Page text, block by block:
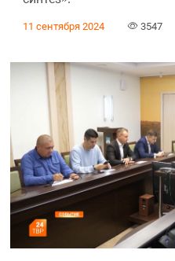
11 сентября 2024 3547